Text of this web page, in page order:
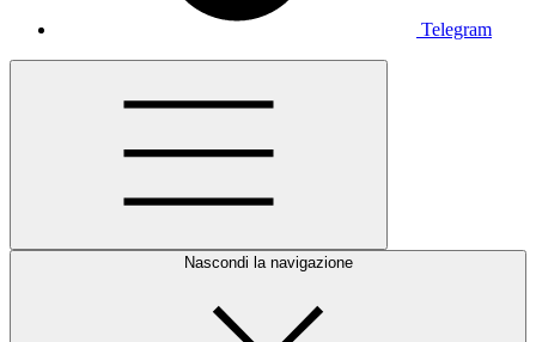
Telegram
Nascondi la navigazione